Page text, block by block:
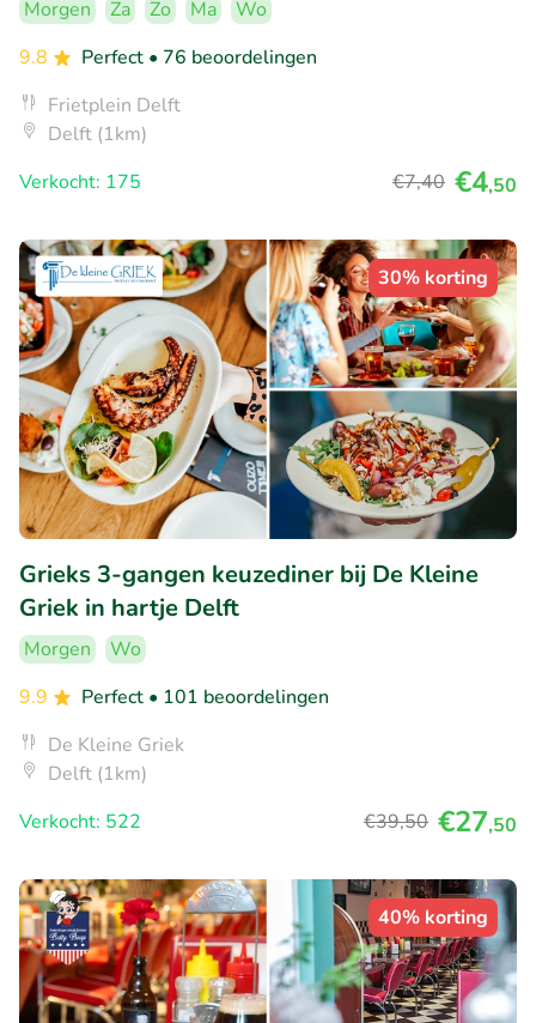
Morgen Za Zo Ma
Wo
9.8
Perfect • 76 beoordelingen
Frietplein Delft
Delft (1km)
Verkocht: 175
€7,40 €4,50
30% korting
Grieks 3-gangen keuzediner bij De Kleine
Griek in hartje Delft
Morgen
Wo
9.9
Perfect • 101 beoordelingen
De Kleine Griek
Delft (1km)
Verkocht: 522
€39,50 €27,50
40% korting